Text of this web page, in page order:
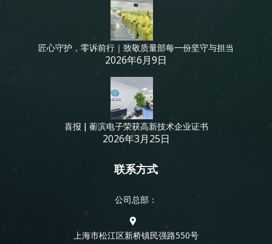
匠心守护，零诉前行｜致敬质量部每一份坚守与担当
2026年6月9日
喜报 | 蘅滨电子荣获高新技术企业证书
2026年3月25日
联系方式
公司总部：
上海市松江区新桥镇民强路550号